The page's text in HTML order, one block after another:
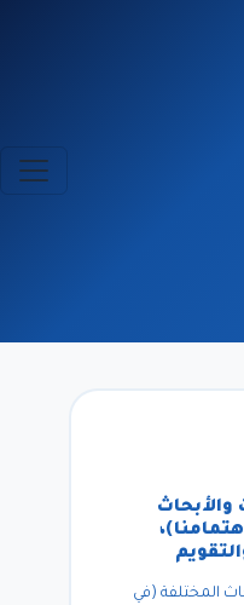
المختلفة (في